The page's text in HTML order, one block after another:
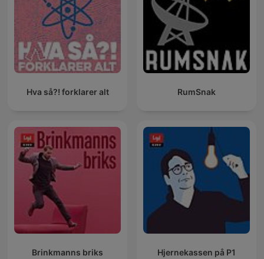
Hva så?! forklarer alt RumSnak
Brinkmanns briks Hjernekassen på P1